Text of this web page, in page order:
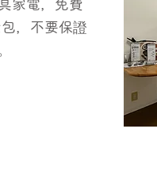
家電，免費
，不要保證